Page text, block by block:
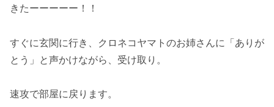
きたーーーーー！！
すぐに玄関に行き、クロネコヤマトのお姉さんに「ありが
とう」と声かけながら、受け取り。
速攻で部屋に戻ります。